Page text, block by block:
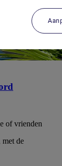
of vrienden
met de